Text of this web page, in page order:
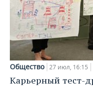
Общество 27 июл, 16:15
Карьерный тест-